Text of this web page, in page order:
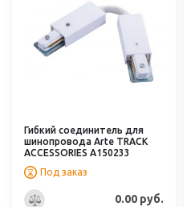
Гибкий соединитель для
шинопровода Arte TRACK
ACCESSORIES A150233
Под заказ
0.00 руб.